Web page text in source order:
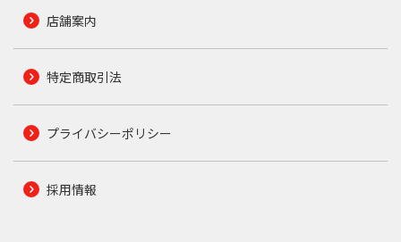
店舗案内
特定商取引法
プライバシーポリシー
採用情報